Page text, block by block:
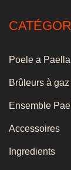
Poele a Paella
Brûleurs à
Ensemble
Accessoires
Ingredients